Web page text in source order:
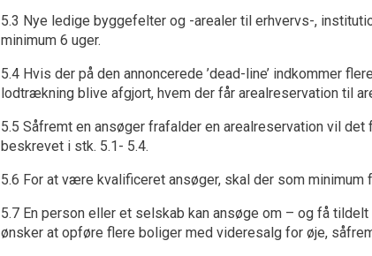
5.3 Nye ledige byggefelter og -arealer til erhvervs-,
minimum 6 uger.
5.4 Hvis der på den annoncerede ’dead-line’ indkommer
lodtrækning blive afgjort, hvem der får arealreservation til
5.5 Såfremt en ansøger frafalder en arealreservation vil
beskrevet i stk. 5.1- 5.4.
5.6 For at være kvalificeret ansøger, skal der som
5.7 En person eller et selskab kan ansøge om – og få
ønsker at opføre flere boliger med videresalg for øje,